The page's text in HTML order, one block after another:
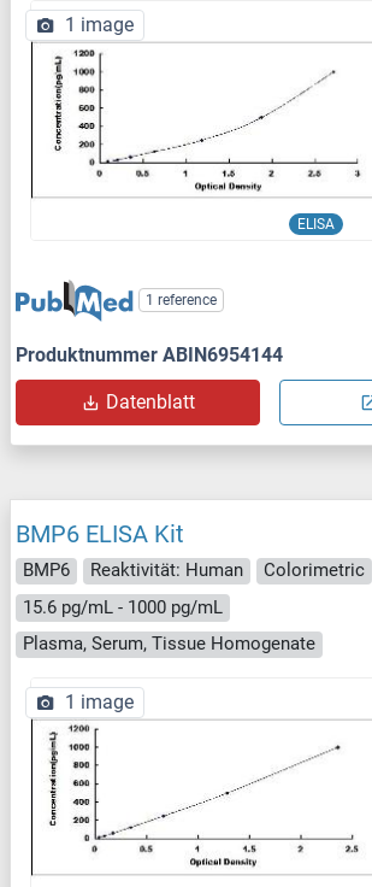
ELISA
1 image
1 reference
Produktnummer ABIN6954144
Datenblatt
BMP6 ELISA Kit
BMP6 Reaktivität: Human Colorimetric
15.6 pg/mL - 1000 pg/mL
Plasma, Serum, Tissue Homogenate
1 image